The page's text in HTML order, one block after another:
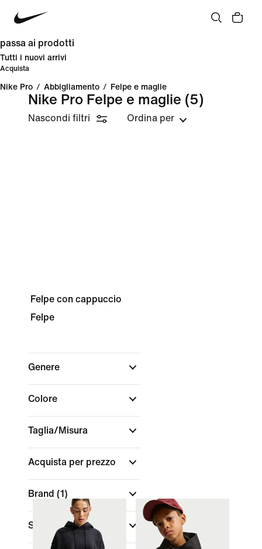
passa ai prodotti
Tutti i nuovi arrivi
Acquista
Nike Pro / Abbigliamento / Felpe e maglie
Nike Pro Felpe e maglie (5)
Nascondi filtri Ordina per
Felpe con cappuccio
Felpe
Genere
Colore
Taglia/Misura
Acquista per prezzo
Brand (1)
Sport